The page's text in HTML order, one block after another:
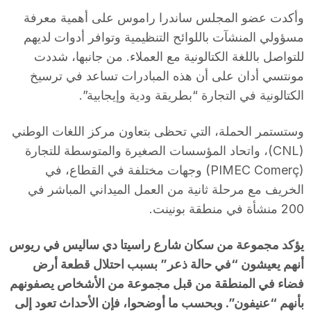
وأكدت عضو المجلس ساندرا راموس على أهمية معرفة
مسؤولي المنشآت باللوائح التنظيمية وتوافر أدوات لديهم
للتواصل باللغة الكتالونية مع العملاء. من جانبها، شددت
مونتسي أدان على أن هذه المبادرات تساعد في ترسيخ
الكتالونية في التجارة “بطريقة ودية وإيجابية”.
وستستمر الحملة، التي تحظى بتعاون مركز اللغات الوطني
(CNL)، واتحاد المؤسسات الصغيرة والمتوسطة للتجارة
(PIMEC Comerç) وجهات مختلفة في القطاع، في
الخريف مع مرحلة ثانية من العمل الميداني المباشر في
200 منشأة في منطقة بونينت.
يؤكد مجموعة من سكان شارع راسيتا دي ساليس في ريوس
أنهم يعيشون “في حالة ذعر” بسبب احتلال قطعة أرض
فضاء في المنطقة من قبل مجموعة من الأشخاص يصفونهم
بأنهم “عنيفون”. وبحسب ما أوضحوا، فإن الأحداث تعود إلى